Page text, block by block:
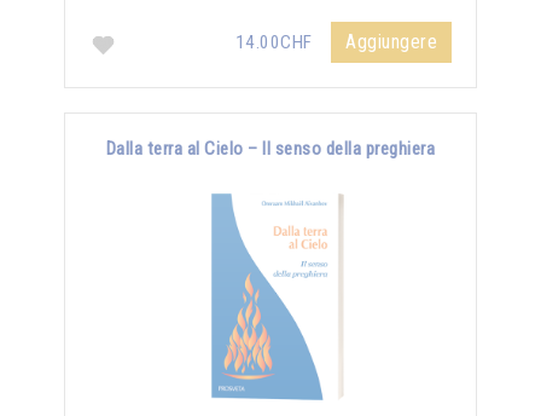
14.00CHF Aggiungere
Dalla terra al Cielo – Il senso della preghiera